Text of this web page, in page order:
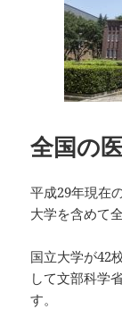
全国の
平成29年現在
大学を含めて
国立大学が42
して文部科学
す。